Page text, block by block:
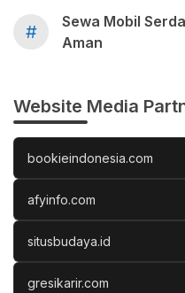
#
Sewa Mobil
Aman
Website Media
bookieindonesia.com
afyinfo.com
situsbudaya.id
gresikarir.com